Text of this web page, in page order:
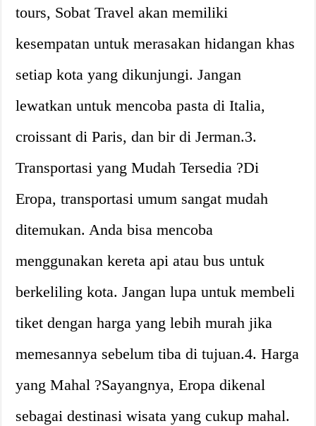
tours, Sobat Travel akan memiliki
kesempatan untuk merasakan hidangan khas
setiap kota yang dikunjungi. Jangan
lewatkan untuk mencoba pasta di Italia,
croissant di Paris, dan bir di Jerman.3.
Transportasi yang Mudah Tersedia ?Di
Eropa, transportasi umum sangat mudah
ditemukan. Anda bisa mencoba
menggunakan kereta api atau bus untuk
berkeliling kota. Jangan lupa untuk membeli
tiket dengan harga yang lebih murah jika
memesannya sebelum tiba di tujuan.4. Harga
yang Mahal ?Sayangnya, Eropa dikenal
sebagai destinasi wisata yang cukup mahal.